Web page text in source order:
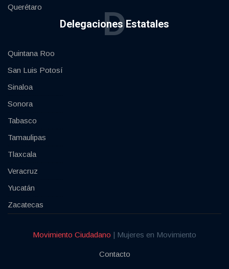
Querétaro
Delegaciones Estatales
D
Quintana Roo
San Luis Potosí
Sinaloa
Sonora
Tabasco
Tamaulipas
Tlaxcala
Veracruz
Yucatán
Zacatecas
Movimiento Ciudadano | Mujeres en Movimiento
Contacto